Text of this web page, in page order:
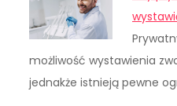
możliwość wystawienia
jednakże istnieją pewne